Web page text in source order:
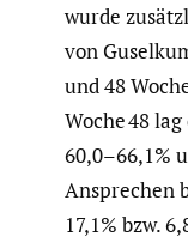
wurde
von
und 48
Woche 48
60,0–66,1%
Ansprechen
17,1% bzw.